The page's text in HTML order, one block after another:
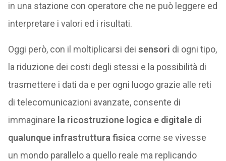
in una stazione con operatore che ne può leggere ed
interpretare i valori ed i risultati.
Oggi però, con il moltiplicarsi dei sensori di ogni tipo,
la riduzione dei costi degli stessi e la possibilità di
trasmettere i dati da e per ogni luogo grazie alle reti
di telecomunicazioni avanzate, consente di
immaginare la ricostruzione logica e digitale di
qualunque infrastruttura fisica come se vivesse
un mondo parallelo a quello reale ma replicando